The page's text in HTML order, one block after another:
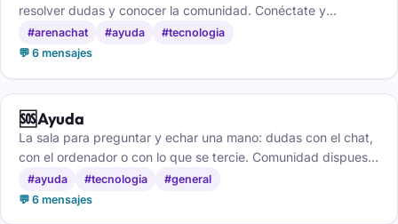
resolver dudas y conocer la comunidad. Conéctate y
pregunta lo que necesites.
#arenachat #ayuda
#tecnologia
💬 6 mensajes
🆘Ayuda
La sala para preguntar y echar una mano: dudas con el chat,
con el ordenador o con lo que se tercie. Comunidad dispuesta
a ayudar, gratis y sin cuenta.
#ayuda #tecnologia
#general
💬 6 mensajes